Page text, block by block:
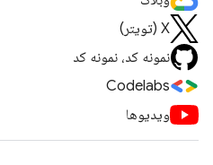
X (تویتر)
نمونه کد، نمونه کد
Codelabs
ویدیوها